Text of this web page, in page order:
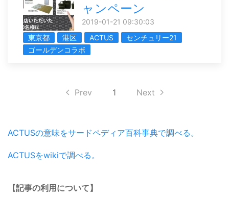
ャンペーン
2019-01-21 09:30:03
東京都
港区 ACTUS
センチュリー21
ゴールデンコラボ
Prev 1 Next
ACTUSの意味をサードペディア百科事典で調べる。
ACTUSをwikiで調べる。
【記事の利用について】